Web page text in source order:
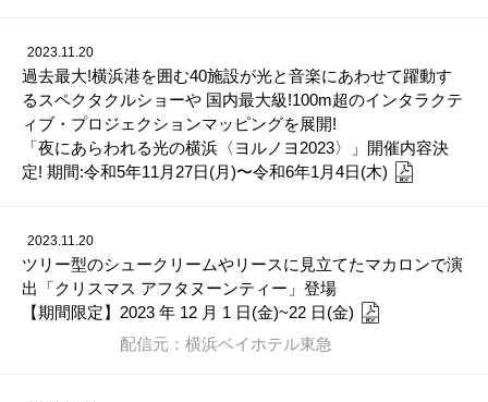
2023.11.20
過去最大!横浜港を囲む40施設が光と音楽にあわせて躍動す
るスペクタクルショーや 国内最大級!100m超のインタラクテ
ィブ・プロジェクションマッピングを展開!
「夜にあらわれる光の横浜〈ヨルノヨ2023〉」開催内容決
定! 期間:令和5年11月27日(月)〜令和6年1月4日(木)
2023.11.20
ツリー型のシュークリームやリースに見立てたマカロンで演
出「クリスマス アフタヌーンティー」登場
【期間限定】2023 年 12 月 1 日(金)~22 日(金)
配信元：横浜ベイホテル東急